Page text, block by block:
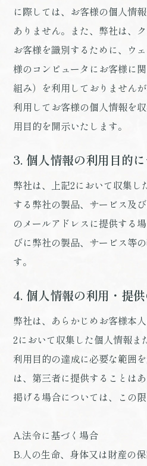
に際しては、お客様の個人情
ありません。また、弊社は、
お客様を識別するために、ウ
様のコンピュータにお客様に
組み）を利用しておりません
利用してお客様の個人情報を
用目的を開示いたします。
3. 個人情報の利用目的
弊社は、上記2において収集し
する弊社の製品、サービス及
のメールアドレスに提供する
びに弊社の製品、サービス等
す。
4. 個人情報の利用・提
弊社は、あらかじめお客様本
2において収集した個人情報ま
利用目的の達成に必要な範囲
は、第三者に提供することは
掲げる場合については、この
A.法令に基づく場合
B.人の生命、身体又は財産の